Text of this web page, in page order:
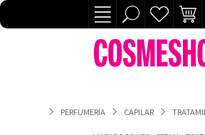
PERFUMERÍA CAPILAR